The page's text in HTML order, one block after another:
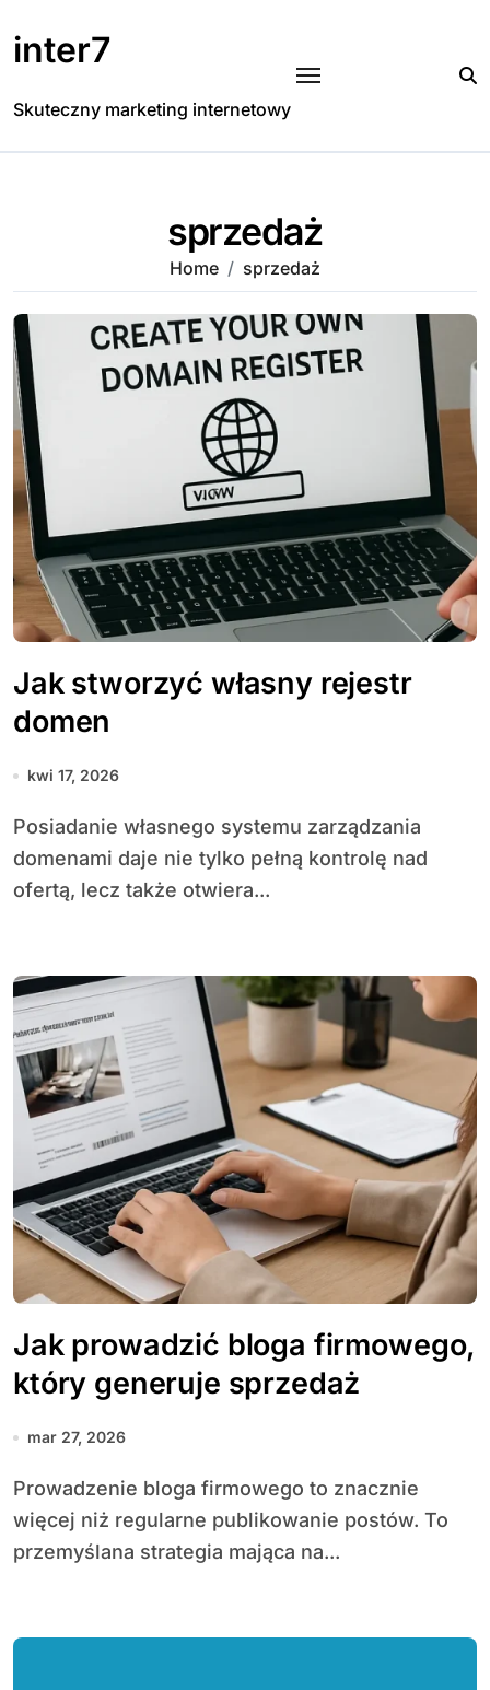
to
content
inter7
Skuteczny marketing internetowy
sprzedaż
Home sprzedaż
Jak stworzyć własny rejestr
domen
kwi 17, 2026
Posiadanie własnego systemu zarządzania
domenami daje nie tylko pełną kontrolę nad
ofertą, lecz także otwiera...
Jak prowadzić bloga firmowego,
który generuje sprzedaż
mar 27, 2026
Prowadzenie bloga firmowego to znacznie
więcej niż regularne publikowanie postów. To
przemyślana strategia mająca na...